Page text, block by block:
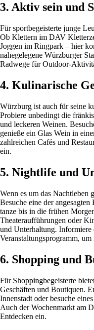
3. Aktiv sein und
Für sportbegeisterte junge
Ob Klettern im DAV
Joggen im Ringpark – hier
nahegelegene Würzburger
Radwege für Outdoor-
4. Kulinarische
Würzburg ist auch für seine
Probiere unbedingt die
und leckeren Weinen.
genieße ein Glas Wein in
zahlreichen Cafés und
ein.
5. Nightlife und
Wenn es um das Nachtleben
Besuche eine der
tanze bis in die frühen
Theateraufführungen oder
und Unterhaltung. Informiere
Veranstaltungsprogramm, um
6. Shopping und
Für Shoppingbegeisterte
Geschäften und Boutiquen.
Innenstadt oder besuche
Auch der Wochenmarkt am
Entdecken ein.